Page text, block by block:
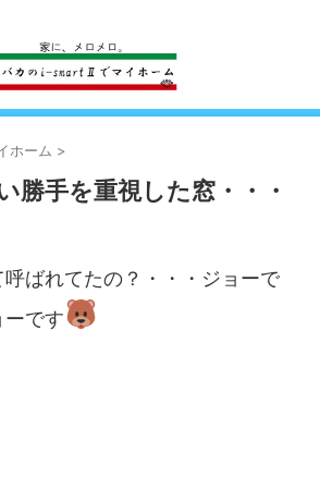
ホーム >
勝手を重視した窓・・・
呼ばれてたの？・・・ジョーで
です